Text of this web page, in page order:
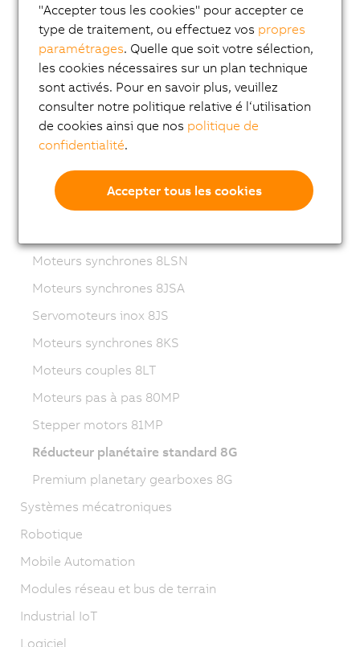
8LS-4 synchronous motors
8MS-4 synchronous motors
ACOPOSmotor Compact
Servomoteurs 8WSA
Motoréducteurs 8WSB
Moteurs synchrones 8LVA
Motoréducteurs 8LVB
Moteurs synchrones 8LWA
Moteurs synchrones 8LSN
Moteurs synchrones 8JSA
Servomoteurs inox 8JS
Moteurs synchrones 8KS
Moteurs couples 8LT
Moteurs pas à pas 80MP
Stepper motors 81MP
Réducteur planétaire standard 8G
Premium planetary gearboxes 8G
Systèmes mécatroniques
Robotique
Mobile Automation
Modules réseau et bus de terrain
Industrial IoT
Logiciel
"Accepter tous les cookies" pour accepter ce
type de traitement, ou effectuez vos propres
paramétrages. Quelle que soit votre sélection,
les cookies nécessaires sur un plan technique
sont activés. Pour en savoir plus, veuillez
consulter notre politique relative é l‘utilisation
de cookies ainsi que nos politique de
confidentialité.
Accepter tous les cookies